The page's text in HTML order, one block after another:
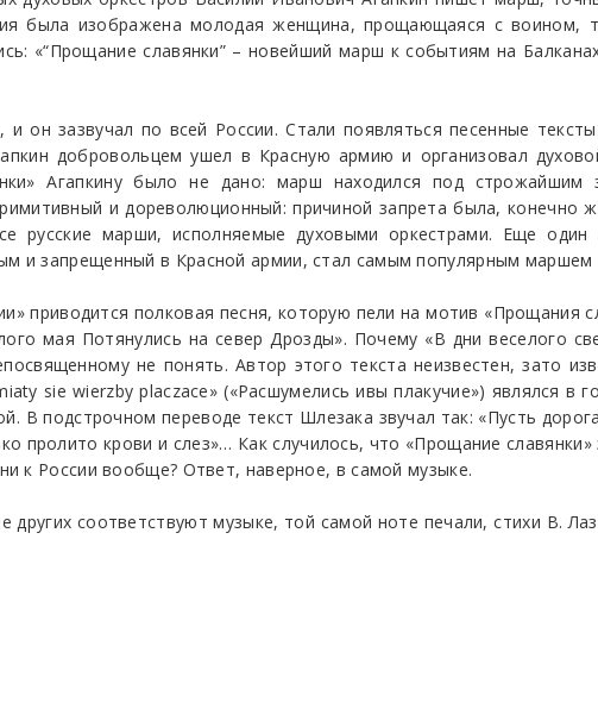
была изображена молодая женщина, прощающаяся с воином,
«“Прощание славянки” – новейший марш к событиям на
он зазвучал по всей России. Стали появляться песенные
добровольцем ушел в Красную армию и организовал
Агапкину было не дано: марш находился под строжайшим
и дореволюционный: причиной запрета была, конечно
марши, исполняемые духовыми оркестрами. Еще один
и запрещенный в Красной армии, стал самым популярным маршем
приводится полковая песня, которую пели на мотив «Прощания
мая Потянулись на север Дрозды». Почему «В дни веселого
не понять. Автор этого текста неизвестен, зато
sie wierzby placzace» («Расшумелись ивы плакучие») являлся в
В подстрочном переводе текст Шлезака звучал так: «Пусть
пролито крови и слез»… Как случилось, что «Прощание
к России вообще? Ответ, наверное, в самой музыке.
соответствуют музыке, той самой ноте печали, стихи В.